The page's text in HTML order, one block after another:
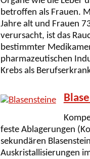
betroffen als Frauen.
Jahre alt und Frauen
verursacht, ist das
bestimmter
pharmazeutischen
Krebs als
feste Ablagerungen
sekundären
Auskristallisierungen